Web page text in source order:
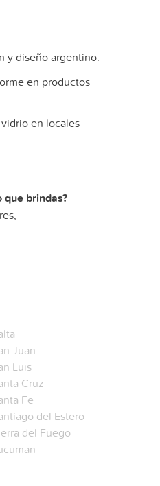
y diseño argentino.
en productos
en locales
brindas?
Juan
Luis
Cruz
Fe
del Estero
del Fuego